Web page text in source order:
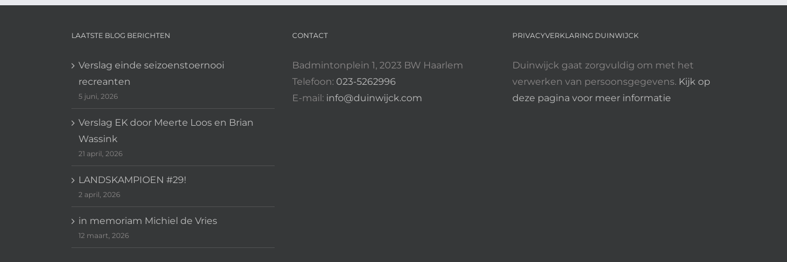
LAATSTE BLOG BERICHTEN
Verslag einde seizoenstoernooi
recreanten
5 juni, 2026
Verslag EK door Meerte Loos en Brian
Wassink
21 april, 2026
LANDSKAMPIOEN #29!
2 april, 2026
in memoriam Michiel de Vries
12 maart, 2026
CONTACT
Badmintonplein 1, 2023 BW Haarlem
Telefoon: 023-5262996
E-mail: info@duinwijck.com
PRIVACYVERKLARING DUINWIJCK
Duinwijck gaat zorgvuldig om met het
verwerken van persoonsgegevens. Kijk op
deze pagina voor meer informatie